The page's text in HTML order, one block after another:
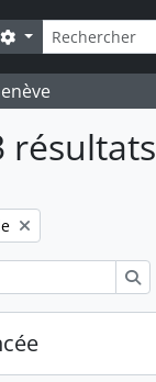
Search options
résultats